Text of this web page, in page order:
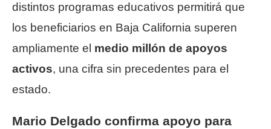
distintos programas educativos permitirá que
los beneficiarios en Baja California superen
ampliamente el medio millón de apoyos
activos, una cifra sin precedentes para el
estado.
Mario Delgado confirma apoyo para